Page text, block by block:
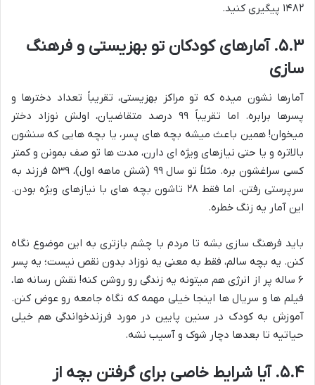
۱۴۸۲ پیگیری کنید.
۵.۳. آمارهای کودکان تو بهزیستی و فرهنگ
سازی
آمارها نشون میده که تو مراکز بهزیستی، تقریباً تعداد دخترها و
پسرها برابره. اما تقریباً ۹۹ درصد متقاضیان، اولش نوزاد دختر
میخوان! همین باعث میشه بچه های پسر، یا بچه هایی که سنشون
بالاتره و یا حتی نیازهای ویژه ای دارن، مدت ها تو صف بمونن و کمتر
کسی سراغشون بره. مثلاً تو سال ۹۹ (شش ماهه اول)، ۵۳۹ فرزند به
سرپرستی رفتن، اما فقط ۲۸ تاشون بچه های با نیازهای ویژه بودن.
این آمار یه زنگ خطره.
باید فرهنگ سازی بشه تا مردم با چشم بازتری به این موضوع نگاه
کنن. یه بچه سالم، فقط به معنی یه نوزاد بدون نقص نیست؛ یه پسر
۶ ساله پر از انرژی هم میتونه یه زندگی رو روشن کنه! نقش رسانه ها،
فیلم ها و سریال ها اینجا خیلی مهمه که نگاه جامعه رو عوض کنن.
آموزش به کودک در سنین پایین در مورد فرزندخواندگی هم خیلی
حیاتیه تا بعدها دچار شوک و آسیب نشه.
۵.۴. آیا شرایط خاصی برای گرفتن بچه از